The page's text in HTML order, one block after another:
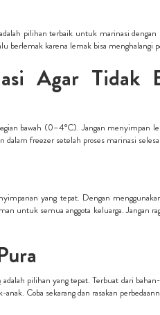
pilihan terbaik untuk marinasi
berlemak karena lemak bisa menghalangi
Agar Tidak
bawah (0–4°C). Jangan
freezer setelah proses marinasi
yang tepat. Dengan
untuk semua anggota keluarga. Jangan
adalah pilihan yang tepat. Terbuat dari
Coba sekarang dan rasakan